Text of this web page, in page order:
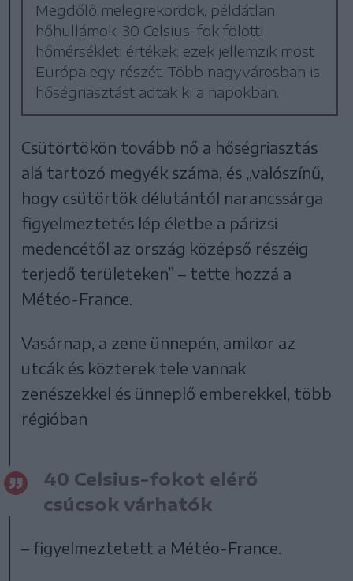
Megdőlő melegrekordok, példátlan
hőhullámok, 30 Celsius-fok fölötti
hőmérsékleti értékek: ezek jellemzik most
Európa egy részét. Több nagyvárosban is
hőségriasztást adtak ki a napokban.
Csütörtökön tovább nő a hőségriasztás
alá tartozó megyék száma, és „valószínű,
hogy csütörtök délutántól narancssárga
figyelmeztetés lép életbe a párizsi
medencétől az ország középső részéig
terjedő területeken” – tette hozzá a
Météo-France.
Vasárnap, a zene ünnepén, amikor az
utcák és közterek tele vannak
zenészekkel és ünneplő emberekkel, több
régióban
40 Celsius-fokot elérő
csúcsok várhatók
– figyelmeztetett a Météo-France.